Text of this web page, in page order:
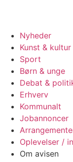
Nyheder
Kunst & kultur
Sport
Børn & unge
Debat &
Erhverv
Kommunalt
Jobannoncer
Oplevelser /
Om avisen